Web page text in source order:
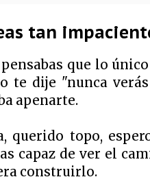
tan
que lo
te dije "nunca
apenarte.
querido topo,
capaz de ver el
construirlo.